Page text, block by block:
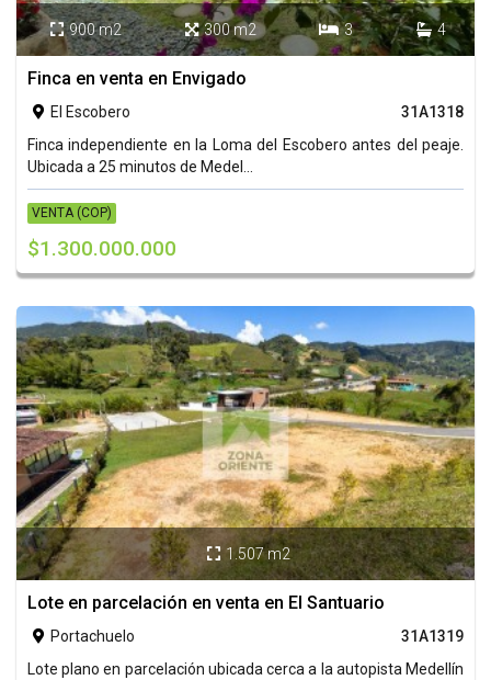
 900 m2  300 m2  3  4
Finca en venta en Envigado
 El Escobero
31A1318
Finca independiente en la Loma del Escobero antes del peaje.
Ubicada a 25 minutos de Medel...
VENTA (COP)
$1.300.000.000
 1.507 m2
Lote en parcelación en venta en El Santuario
 Portachuelo
31A1319
Lote plano en parcelación ubicada cerca a la autopista Medellín